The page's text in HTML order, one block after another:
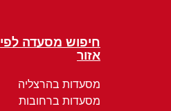
חיפוש מסעדה לפי
אזור
מסעדות בהרצליה
מסעדות ברחובות